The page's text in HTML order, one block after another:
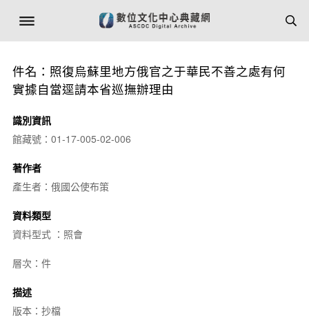
件名：照復烏蘇里地方俄官之于華民不善之處有何
實據自當逕請本省巡撫辦理由
識別資訊
館藏號：01-17-005-02-006
著作者
產生者：俄國公使布策
資料類型
資料型式 ：照會
層次：件
描述
版本：抄檔